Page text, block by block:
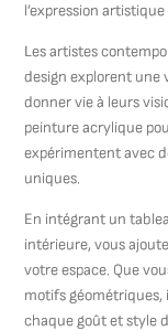
l’expression
Les artistes
design explorent une
donner vie à leurs
peinture acrylique
expérimentent avec
uniques.
En intégrant un
intérieure, vous
votre espace. Que
motifs géométriques,
chaque goût et style